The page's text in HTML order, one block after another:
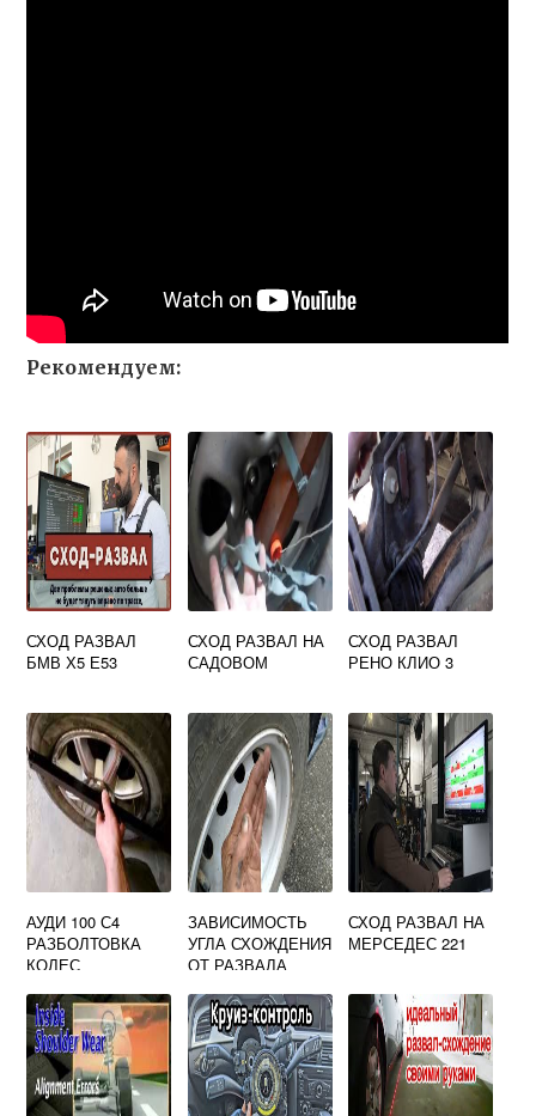
Рекомендуем:
СХОД РАЗВАЛ
БМВ Х5 Е53
СХОД РАЗВАЛ НА
САДОВОМ
СХОД РАЗВАЛ
РЕНО КЛИО 3
АУДИ 100 С4
РАЗБОЛТОВКА
КОЛЕС
ЗАВИСИМОСТЬ
УГЛА СХОЖДЕНИЯ
ОТ РАЗВАЛА
СХОД РАЗВАЛ НА
МЕРСЕДЕС 221